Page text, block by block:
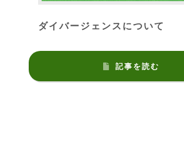
ダイバージェンスについて
記事を読む